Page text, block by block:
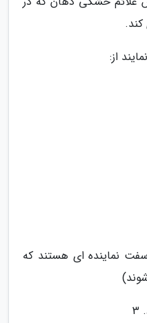
از:
نماینده ای هستند که